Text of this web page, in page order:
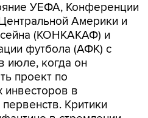
УЕФА, Конференции
Америки и
(КОНКАКАФ) и
футбола (АФК) с
июле, когда он
проект по
инвесторов в
Критики